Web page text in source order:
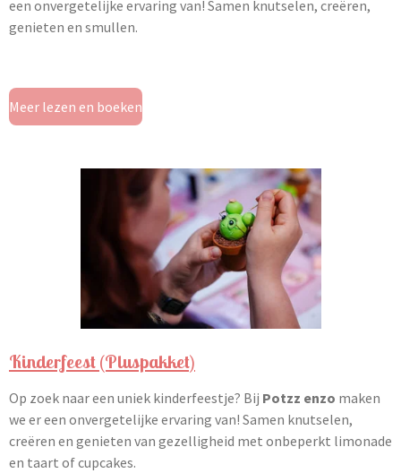
een onvergetelijke ervaring van! Samen knutselen, creëren,
genieten en smullen.
Meer lezen en boeken
Kinderfeest (Pluspakket)
Op zoek naar een uniek kinderfeestje? Bij Potzz enzo maken
we er een onvergetelijke ervaring van! Samen knutselen,
creëren en genieten van gezelligheid met onbeperkt limonade
en taart of cupcakes.